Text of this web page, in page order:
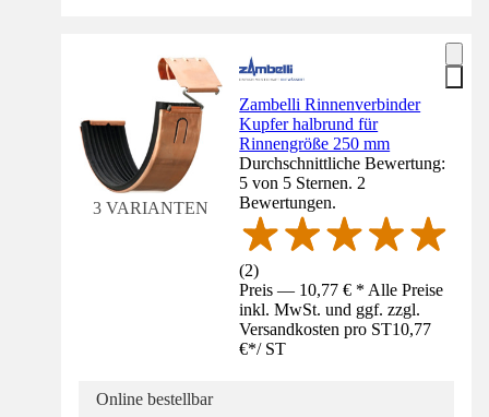
3 VARIANTEN
Zambelli Rinnenverbinder
Kupfer halbrund für
Rinnengröße 250 mm
Durchschnittliche Bewertung:
5 von 5 Sternen. 2
Bewertungen.
(2)
Preis — 10,77 € * Alle Preise
inkl. MwSt. und ggf. zzgl.
Versandkosten pro ST10,77
€*/ ST
Online bestellbar